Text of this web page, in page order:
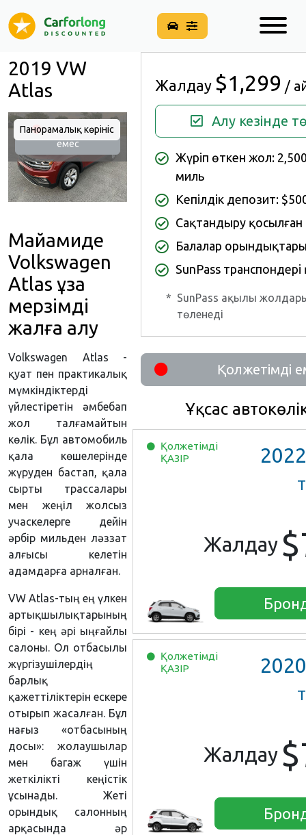
2019 VW
Atlas
Панорамалық көрініс
Қолжетімді
емес
Жалдау $1,299 /
Алу кезінде
Жүріп өткен жол:
миль
Кепілдік депозит:
Сақтандыру қосылған
Балалар
SunPass
* SunPass ақылы
төленеді
Қолжетімді
Ұқсас
Қолжетімді
ҚАЗІР
2022
Жалдау
Қолжетімді
ҚАЗІР
2020
Жалдау
Майамиде
Volkswagen
Atlas ұзақ
мерзімді
жалға алу
Volkswagen Atlas -
қуат пен практикалық
мүмкіндіктерді
үйлестіретін әмбебап
жол талғамайтын
көлік. Бұл автомобиль
қала көшелерінде
жүруден бастап, қала
сырты трассалары
мен жеңіл жолсыз
учаскелерге дейін
әрбір мильден ләззат
алғысы келетін
адамдарға арналған.
VW Atlas-тың ең үлкен
артықшылықтарының
бірі - кең әрі ыңғайлы
салоны. Ол отбасылы
жүргізушілердің
барлық
қажеттіліктерін ескере
отырып жасалған. Бұл
нағыз «отбасының
досы»: жолаушылар
мен багаж үшін
жеткілікті кеңістік
ұсынады. Жеті
орындық салонның
арқасында әр